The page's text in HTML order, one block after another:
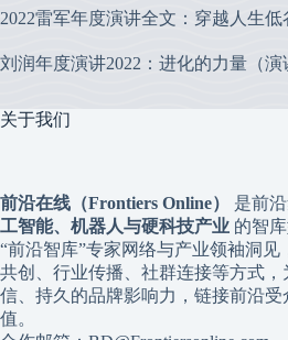
2022雷军年度演讲全文：穿越人生低
刘润年度演讲2022：进化的力量（演
关于我们
前沿在线（Frontiers Online） 是前
工智能、机器人与硬科技产业 的智
“前沿智库”专家网络与产业领袖洞见
共创、行业传播、社群连接等方式
信、持久的品牌影响力，链接前沿受
值。